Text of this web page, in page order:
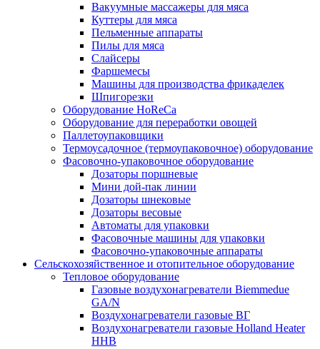
Вакуумные массажеры для мяса
Куттеры для мяса
Пельменные аппараты
Пилы для мяса
Слайсеры
Фаршемесы
Машины для производства фрикаделек
Шпигорезки
Оборудование HoReCa
Оборудование для переработки овощей
Паллетоупаковщики
Термоусадочное (термоупаковочное) оборудование
Фасовочно-упаковочное оборудование
Дозаторы поршневые
Мини дой-пак линии
Дозаторы шнековые
Дозаторы весовые
Автоматы для упаковки
Фасовочные машины для упаковки
Фасовочно-упаковочные аппараты
Сельскохозяйственное и отопительное оборудование
Тепловое оборудование
Газовые воздухонагреватели Biemmedue
GA/N
Воздухонагреватели газовые ВГ
Воздухонагреватели газовые Holland Heater
HHB